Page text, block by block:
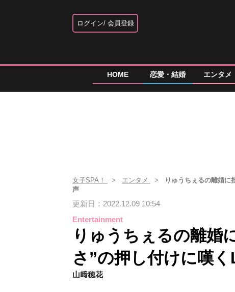
ログイン 会員登録
HOME 恋愛・結婚 エンタメ
女子SPA！ エンタメ
りゅうちぇるの離婚に
声
更新日：2022.12.09 10:54
Entertainment
りゅうちぇるの離婚
さ”の押し付けに嘆
山﨑穂花